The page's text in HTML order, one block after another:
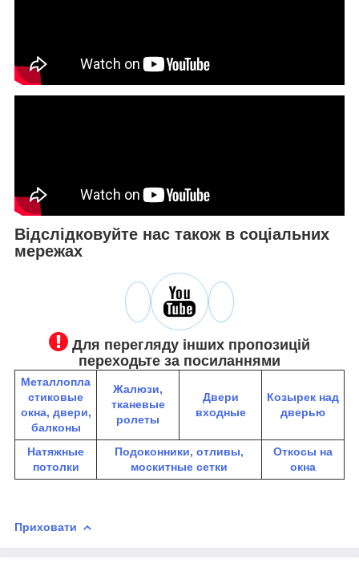
Відслідковуйте нас також в соціальних
мережах
Для перегляду інших пропозицій
переходьте за посиланнями
Металлопла
стиковые
окна, двери,
балконы
Жалюзи,
тканевые
ролеты
Двери
входные
Козырек над
дверью
Натяжные
потолки
Подоконники, отливы,
москитные сетки
Откосы на
окна
Приховати